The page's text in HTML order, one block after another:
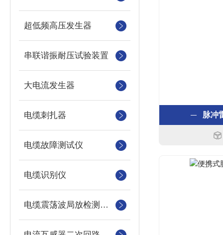
超低频高压发生器
串联谐振耐压试验装置
大电流发生器
电缆刺扎器
电缆故障测试仪
电缆识别仪
电缆震荡波局放检测装置
脉冲